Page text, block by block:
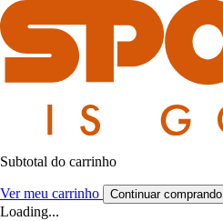
Subtotal do carrinho
Ver meu carrinho Continuar comprando
Loading...